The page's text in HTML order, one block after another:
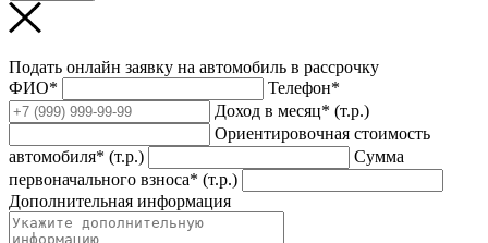
Подать онлайн заявку на автомобиль в рассрочку
ФИО*
Телефон*
Доход в месяц* (т.р.)
Ориентировочная стоимость
автомобиля* (т.р.)
Сумма
первоначального взноса* (т.р.)
Дополнительная информация